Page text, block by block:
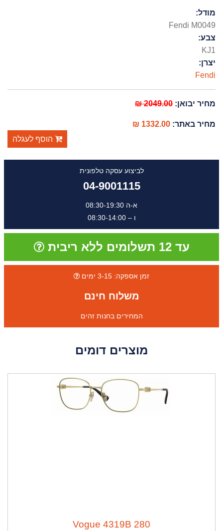
מודל:
Fendi M0049
צבע:
KJ1
יצרן:
Fendi
מחיר יבואן:2049.00 ₪
מחיר באתר:1332.00 ₪
הוסף לעגלה
לביצוע עסקה טלפונית
04-9001115
א-ה 08:30-19:30
ו – 08:30-14:00
עד 12 תשלומים ללא ריבית
זמן אספקה: 3-15 ימים
משלוח חינם
המחירים בחנות זהים
מוצרים דומים
Vogue 4319B 280